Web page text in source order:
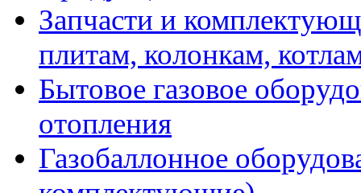
Запчасти и
плитам, колонкам,
Бытовое газовое
отопления
Газобаллонное